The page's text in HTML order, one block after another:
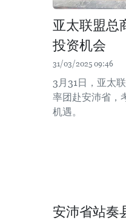
亚太联盟总
投资机会
31/03/2025 09:46
3月31日，亚太
率团赴安沛省，
机遇。
安沛省站奏